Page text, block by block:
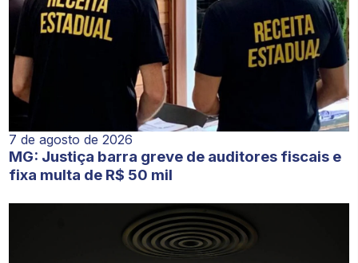
7 de agosto de 2026
MG: Justiça barra greve de auditores fiscais e
fixa multa de R$ 50 mil